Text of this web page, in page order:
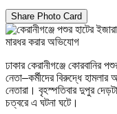
Share Photo Card
ঢাকার কেরানীগঞ্জে কোরবানির
নেতা–কর্মীদের বিরুদ্ধে
নেতারা। বৃহস্পতিবার দুপুর
চত্বরে এ ঘটনা ঘটে।